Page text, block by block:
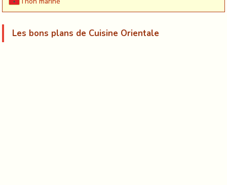
Les bons plans de Cuisine Orientale